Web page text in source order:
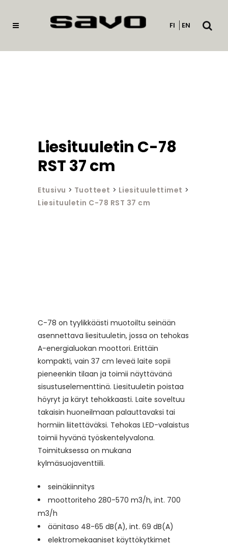
FI EN
Avaa
Liesituuletin C-78
RST 37 cm
Etusivu > Tuotteet > Liesituulettimet >
Liesituuletin C-78 RST 37 cm
C-78 on tyylikkäästi muotoiltu seinään
asennettava liesituuletin, jossa on tehokas
A-energialuokan moottori. Erittäin
kompakti, vain 37 cm leveä laite sopii
pieneenkin tilaan ja toimii näyttävänä
sisustuselementtinä. Liesituuletin poistaa
höyryt ja käryt tehokkaasti. Laite soveltuu
takaisin huoneilmaan palauttavaksi tai
hormiin liitettäväksi. Tehokas LED-valaistus
toimii hyvänä työskentelyvalona.
Toimituksessa on mukana
kylmäsuojaventtiili.
seinäkiinnitys
moottoriteho 280-570 m3/h, int. 700
m3/h
äänitaso 48-65 dB(A), int. 69 dB(A)
elektromekaaniset käyttökytkimet